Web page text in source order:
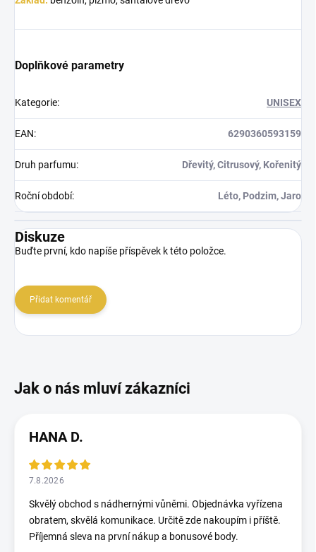
Doplňkové parametry
Kategorie: UNISEX
EAN: 6290360593159
Druh parfumu: Dřevitý, Citrusový, Kořenitý
Roční období: Léto, Podzim, Jaro
Diskuze
Buďte první, kdo napíše příspěvek k této položce.
Přidat komentář
HANA D.
7.8.2026
Skvělý obchod s nádhernými vůněmi. Objednávka vyřízena
obratem, skvělá komunikace. Určitě zde nakoupím i příště.
Příjemná sleva na první nákup a bonusové body.